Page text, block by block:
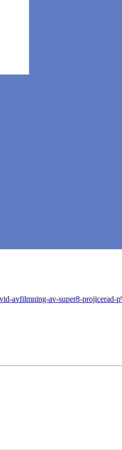
avfilmning-av-super8-projicerad-